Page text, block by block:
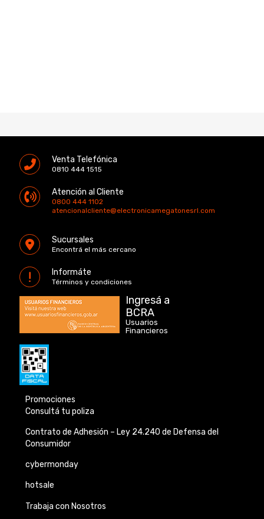
Venta Telefónica
0810 444 1515
Atención al Cliente
0800 444 1102
atencionalcliente@electronicamegatonesrl.com
Sucursales
Encontrá el más cercano
Informáte
Términos y condiciones
Ingresá a
BCRA
Usuarios
Financieros
Promociones
Consultá tu poliza
Contrato de Adhesión – Ley 24.240 de Defensa del
Consumidor
cybermonday
hotsale
Trabaja con Nosotros